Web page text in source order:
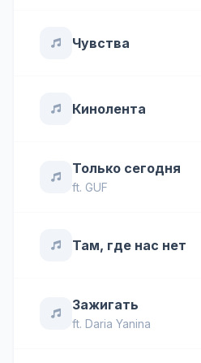
Чувства
Кинолента
Только сегодня
ft. GUF
Там, где нас нет
Зажигать
ft. Daria Yanina